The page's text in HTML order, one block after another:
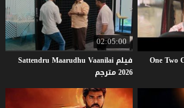
02:05:00
فيلم Sattendru Maarudhu Vaanilai
2026 مترجم